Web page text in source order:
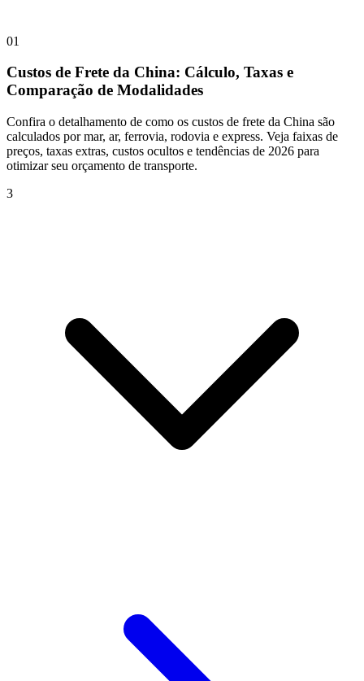
01
Custos de Frete da China: Cálculo, Taxas e
Comparação de Modalidades
Confira o detalhamento de como os custos de frete da China são
calculados por mar, ar, ferrovia, rodovia e express. Veja faixas de
preços, taxas extras, custos ocultos e tendências de 2026 para
otimizar seu orçamento de transporte.
3